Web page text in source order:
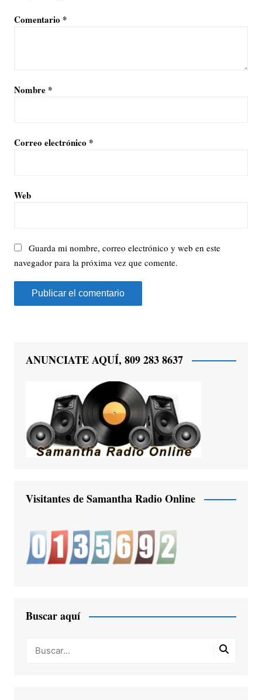
Comentario *
Nombre *
Correo electrónico *
Web
Guarda mi nombre, correo electrónico y web en este
navegador para la próxima vez que comente.
ANUNCIATE AQUÍ, 809 283 8637
Visitantes de Samantha Radio Online
Buscar aquí